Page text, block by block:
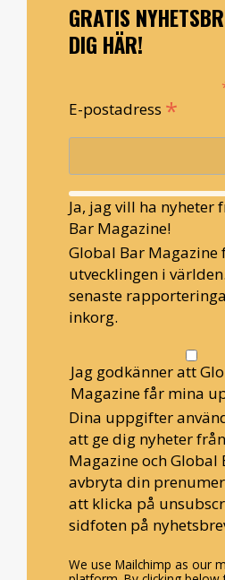
GRATIS
DIG HÄR!
E-postadress *
Ja, jag vill ha nyheter
Bar Magazine!
Global Bar Magazine
utvecklingen i
senaste
inkorg.
Jag godkänner att
Magazine får mina
Dina uppgifter
att ge dig nyheter
Magazine och Global
avbryta din
att klicka på
sidfoten på
We use Mailchimp as our